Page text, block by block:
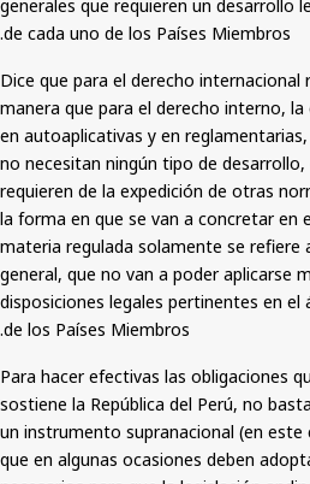
generales que requieren un desarrollo
de cada uno de los Países Miembros.
Dice que para el derecho internacional
manera que para el derecho interno,
en autoaplicativas y en
no necesitan ningún tipo de
requieren de la expedición de otras
la forma en que se van a concretar en
materia regulada solamente se refiere
general, que no van a poder aplicarse
disposiciones legales pertinentes en
de los Países Miembros.
Para hacer efectivas las obligaciones
sostiene la República del Perú, no
un instrumento supranacional (en este
que en algunas ocasiones deben